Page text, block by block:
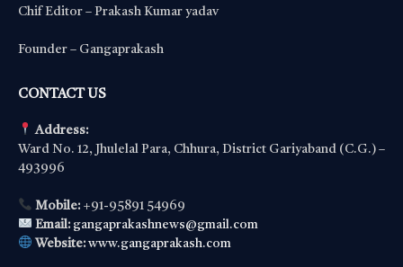
Chif Editor – Prakash Kumar yadav
Founder – Gangaprakash
CONTACT US
Address:
Ward No. 12, Jhulelal Para, Chhura, District Gariyaband (C.G.) –
493996
Mobile:+91-95891 54969
Email: gangaprakashnews@gmail.com
Website: www.gangaprakash.com